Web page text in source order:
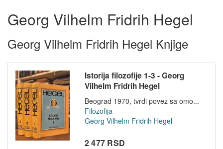
Georg Vilhelm Fridrih Hegel
Georg Vilhelm Fridrih Hegel Knjige
Istorija filozofije 1-3 - Georg
Vilhelm Fridrih Hegel
Beograd 1970, tvrdi povez sa omo...
Filozofija
Georg Vilhelm Fridrih Hegel
2 477 RSD